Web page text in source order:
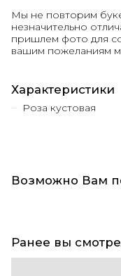
Мы не повторим
незначительно
пришлем фото для
вашим пожеланиям
Характеристики
Роза кустовая
Возможно Вам
Ранее вы